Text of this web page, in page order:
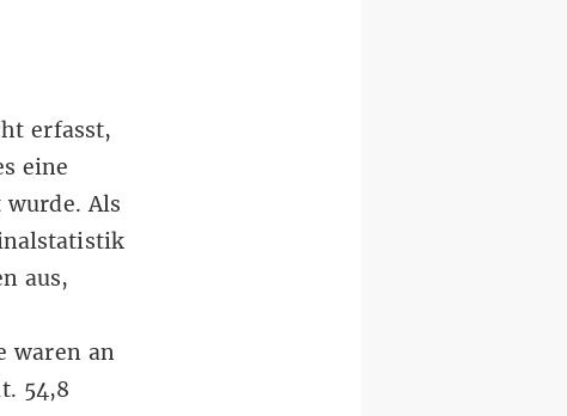
erfasst,
eine
Als
aus,
waren an
54,8